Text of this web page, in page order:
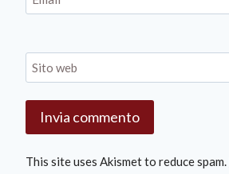
Sito web
This site uses Akismet to reduce spam.